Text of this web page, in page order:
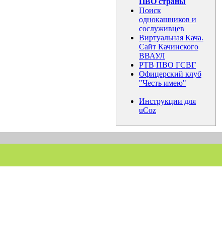
Поиск
однокашников и
сослуживцев
Виртуальная Кача.
Сайт Качинского
ВВАУЛ
РТВ ПВО ГСВГ
Офицерский клуб
"Честь имею"
Инструкции для
uCoz